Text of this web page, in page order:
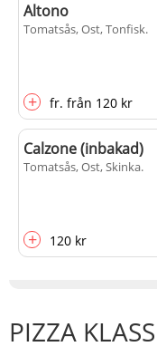
Altono
Tomatsås, Ost, Tonfisk.
+ fr. från 120 kr
Calzone (inbakad)
Tomatsås, Ost, Skinka.
+ 120 kr
PIZZA